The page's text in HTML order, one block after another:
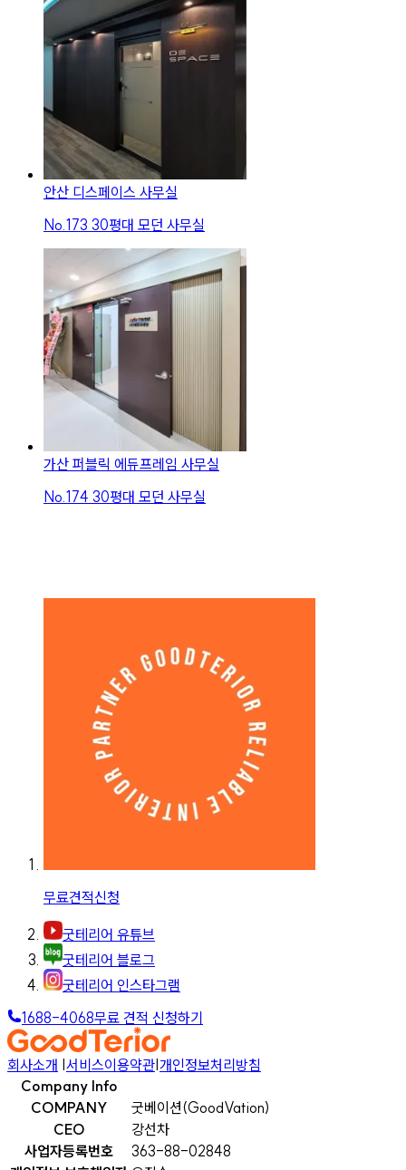
안산 디스페이스 사무실
No. 173 30평대 모던 사무실
가산 퍼블릭 에듀프레임 사무실
No. 174 30평대 모던 사무실
무료견적신청
굿테리어 유튜브
굿테리어 블로그
굿테리어 인스타그램
1688-4068무료 견적 신청하기
회사소개 |서비스이용약관|개인정보처리방침
Company Info
COMPANY
굿베이션(GoodVation)
CEO
강선차
사업자등록번호
363-88-02848